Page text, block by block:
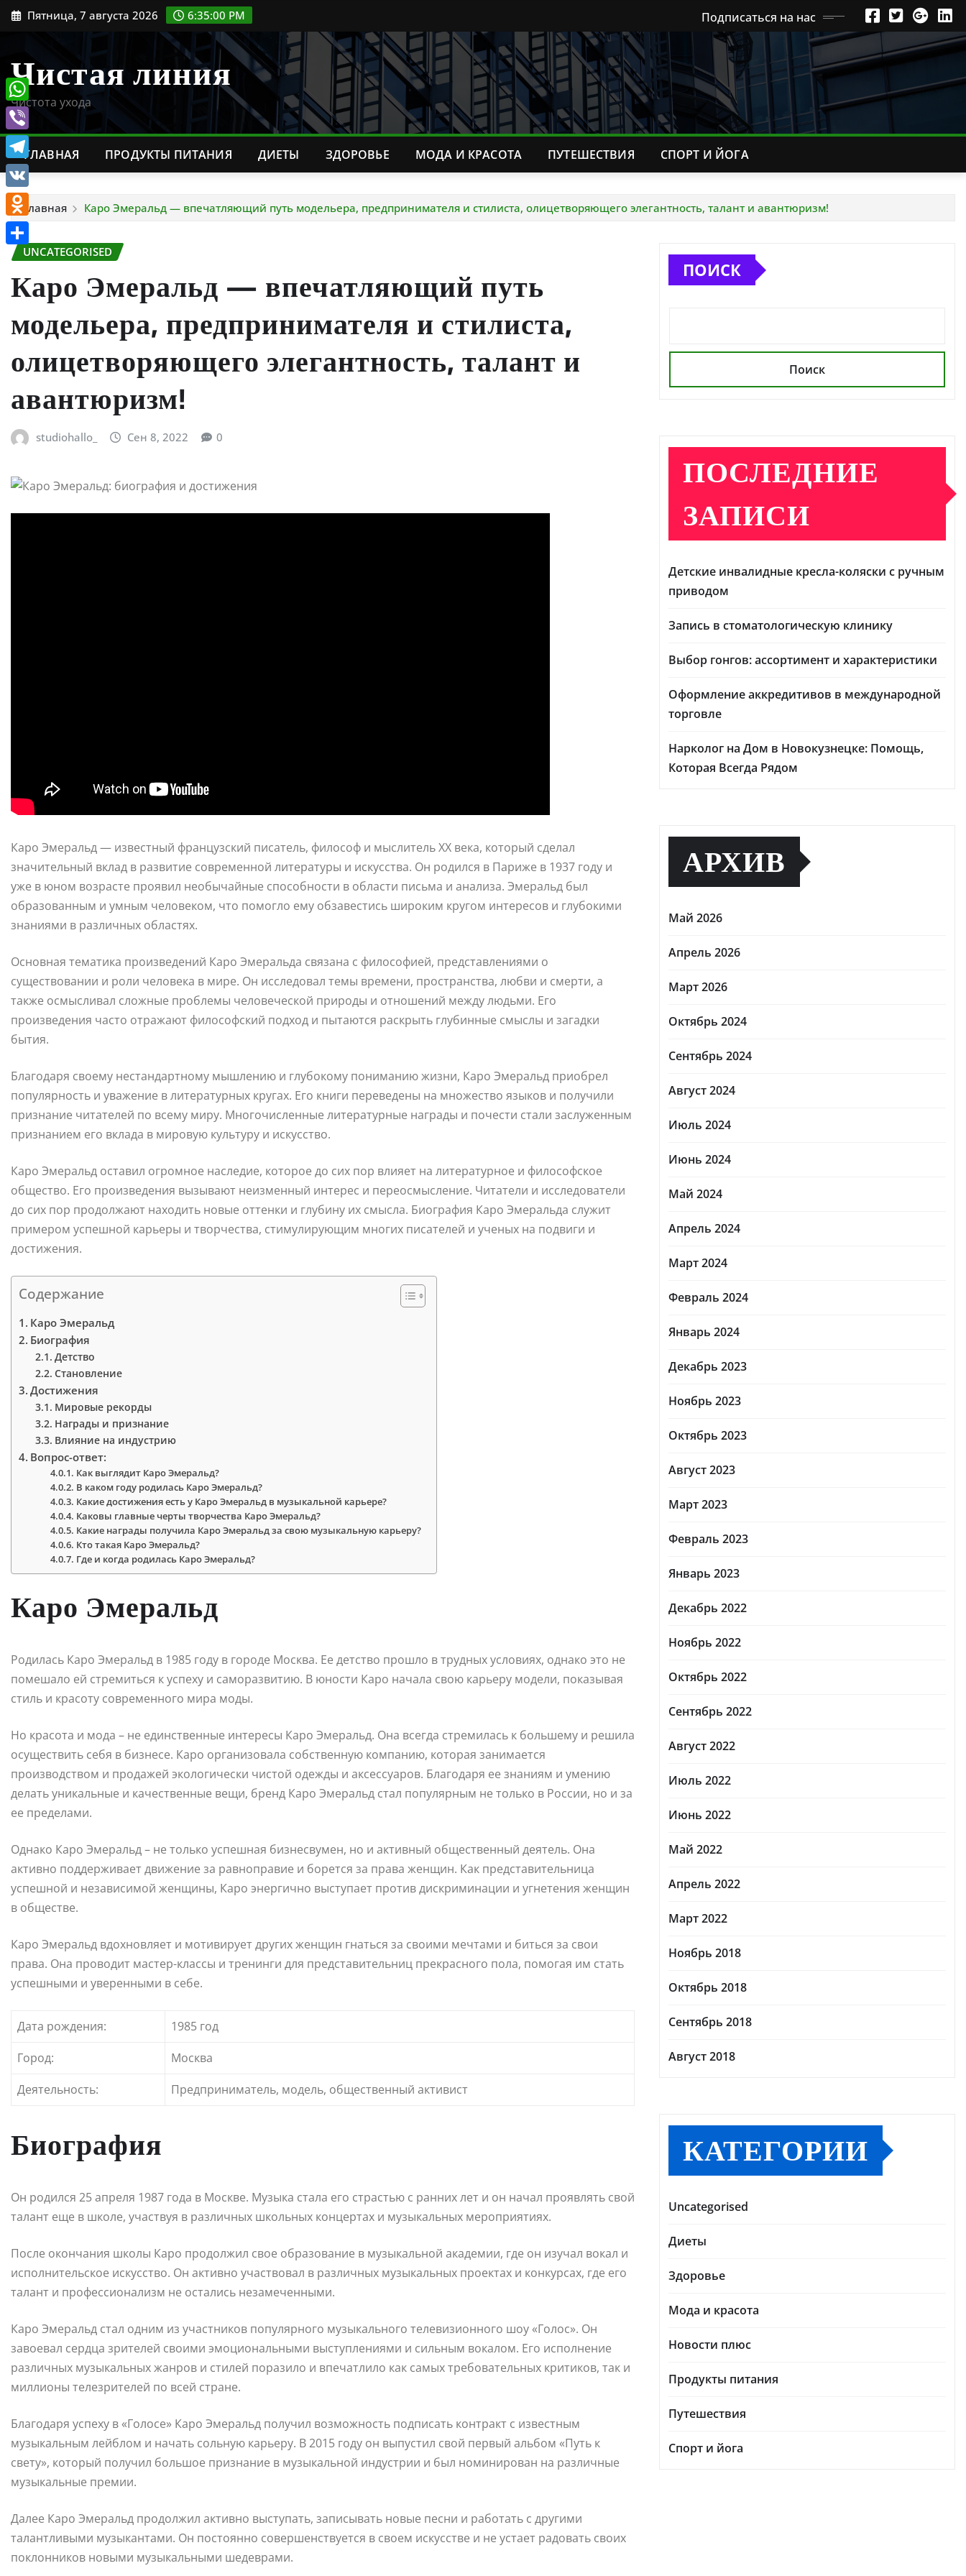
ПерейтиПятница, 7 августа 2026 6:35:01 PM Подписаться на нас
Чистая линия
Чистота ухода
ГЛАВНАЯ ПРОДУКТЫ ПИТАНИЯ ДИЕТЫ ЗДОРОВЬЕ МОДА И КРАСОТА ПУТЕШЕСТВИЯ СПОРТ И ЙОГА
Главная Каро Эмеральд — впечатляющий путь модельера, предпринимателя и стилиста, олицетворяющего элегантность, талант и авантюризм!
UNCATEGORISED
Каро Эмеральд — впечатляющий путь
модельера, предпринимателя и стилиста,
олицетворяющего элегантность, талант и
авантюризм!
studiohallo_ Сен 8, 2022 0
Каро Эмеральд — известный французский писатель, философ и мыслитель XX века, который сделал
значительный вклад в развитие современной литературы и искусства. Он родился в Париже в 1937 году и
уже в юном возрасте проявил необычайные способности в области письма и анализа. Эмеральд был
образованным и умным человеком, что помогло ему обзавестись широким кругом интересов и глубокими
знаниями в различных областях.
Основная тематика произведений Каро Эмеральда связана с философией, представлениями о
существовании и роли человека в мире. Он исследовал темы времени, пространства, любви и смерти, а
также осмысливал сложные проблемы человеческой природы и отношений между людьми. Его
произведения часто отражают философский подход и пытаются раскрыть глубинные смыслы и загадки
бытия.
Благодаря своему нестандартному мышлению и глубокому пониманию жизни, Каро Эмеральд приобрел
популярность и уважение в литературных кругах. Его книги переведены на множество языков и получили
признание читателей по всему миру. Многочисленные литературные награды и почести стали заслуженным
признанием его вклада в мировую культуру и искусство.
Каро Эмеральд оставил огромное наследие, которое до сих пор влияет на литературное и философское
общество. Его произведения вызывают неизменный интерес и переосмысление. Читатели и исследователи
до сих пор продолжают находить новые оттенки и глубину их смысла. Биография Каро Эмеральда служит
примером успешной карьеры и творчества, стимулирующим многих писателей и ученых на подвиги и
достижения.
Содержание
Каро Эмеральд
Биография
Детство
Становление
Достижения
Мировые рекорды
Награды и признание
Влияние на индустрию
Вопрос-ответ:
Как выглядит Каро Эмеральд?
В каком году родилась Каро Эмеральд?
Какие достижения есть у Каро Эмеральд в музыкальной карьере?
Каковы главные черты творчества Каро Эмеральд?
Какие награды получила Каро Эмеральд за свою музыкальную карьеру?
Кто такая Каро Эмеральд?
Где и когда родилась Каро Эмеральд?
Каро Эмеральд
Родилась Каро Эмеральд в 1985 году в городе Москва. Ее детство прошло в трудных условиях, однако это не
помешало ей стремиться к успеху и саморазвитию. В юности Каро начала свою карьеру модели, показывая
стиль и красоту современного мира моды.
Но красота и мода – не единственные интересы Каро Эмеральд. Она всегда стремилась к большему и решила
осуществить себя в бизнесе. Каро организовала собственную компанию, которая занимается
производством и продажей экологически чистой одежды и аксессуаров. Благодаря ее знаниям и умению
делать уникальные и качественные вещи, бренд Каро Эмеральд стал популярным не только в России, но и за
ее пределами.
Однако Каро Эмеральд – не только успешная бизнесвумен, но и активный общественный деятель. Она
активно поддерживает движение за равноправие и борется за права женщин. Как представительница
успешной и независимой женщины, Каро энергично выступает против дискриминации и угнетения женщин
в обществе.
Каро Эмеральд вдохновляет и мотивирует других женщин гнаться за своими мечтами и биться за свои
права. Она проводит мастер-классы и тренинги для представительниц прекрасного пола, помогая им стать
успешными и уверенными в себе.
Дата рождения:
1985 год
Город:
Москва
Деятельность:
Предприниматель, модель, общественный активист
Биография
Он родился 25 апреля 1987 года в Москве. Музыка стала его страстью с ранних лет и он начал проявлять свой
талант еще в школе, участвуя в различных школьных концертах и музыкальных мероприятиях.
После окончания школы Каро продолжил свое образование в музыкальной академии, где он изучал вокал и
исполнительское искусство. Он активно участвовал в различных музыкальных проектах и конкурсах, где его
талант и профессионализм не остались незамеченными.
Каро Эмеральд стал одним из участников популярного музыкального телевизионного шоу «Голос». Он
завоевал сердца зрителей своими эмоциональными выступлениями и сильным вокалом. Его исполнение
различных музыкальных жанров и стилей поразило и впечатлило как самых требовательных критиков, так и
миллионы телезрителей по всей стране.
Благодаря успеху в «Голосе» Каро Эмеральд получил возможность подписать контракт с известным
музыкальным лейблом и начать сольную карьеру. В 2015 году он выпустил свой первый альбом «Путь к
свету», который получил большое признание в музыкальной индустрии и был номинирован на различные
музыкальные премии.
Далее Каро Эмеральд продолжил активно выступать, записывать новые песни и работать с другими
талантливыми музыкантами. Он постоянно совершенствуется в своем искусстве и не устает радовать своих
поклонников новыми музыкальными шедеврами.
ПОИСК
Поиск
ПОСЛЕДНИЕ
ЗАПИСИ
Детские инвалидные кресла-коляски с ручным
приводом
Запись в стоматологическую клинику
Выбор гонгов: ассортимент и характеристики
Оформление аккредитивов в международной
торговле
Нарколог на Дом в Новокузнецке: Помощь,
Которая Всегда Рядом
АРХИВ
Май 2026
Апрель 2026
Март 2026
Октябрь 2024
Сентябрь 2024
Август 2024
Июль 2024
Июнь 2024
Май 2024
Апрель 2024
Март 2024
Февраль 2024
Январь 2024
Декабрь 2023
Ноябрь 2023
Октябрь 2023
Август 2023
Март 2023
Февраль 2023
Январь 2023
Декабрь 2022
Ноябрь 2022
Октябрь 2022
Сентябрь 2022
Август 2022
Июль 2022
Июнь 2022
Май 2022
Апрель 2022
Март 2022
Ноябрь 2018
Октябрь 2018
Сентябрь 2018
Август 2018
КАТЕГОРИИ
Uncategorised
Диеты
Здоровье
Мода и красота
Новости плюс
Продукты питания
Путешествия
Спорт и йога
WhatsApp
Viber
Telegram
VK
Odnoklassniki
Отправить